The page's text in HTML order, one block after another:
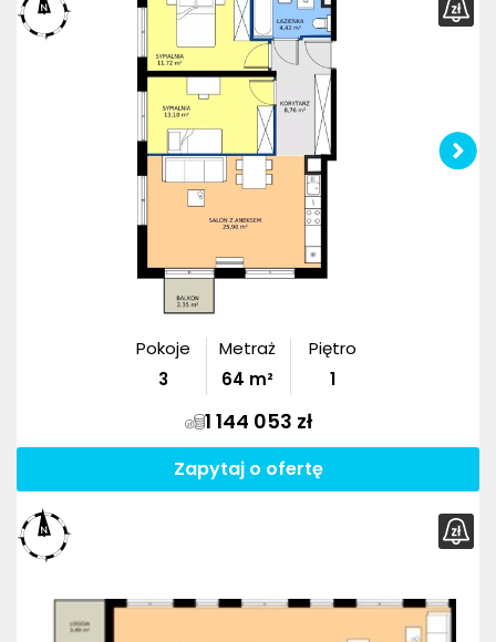
Pokoje
3
Metraż
64 m²
Piętro
1
1 144 053 zł
Zapytaj o ofertę